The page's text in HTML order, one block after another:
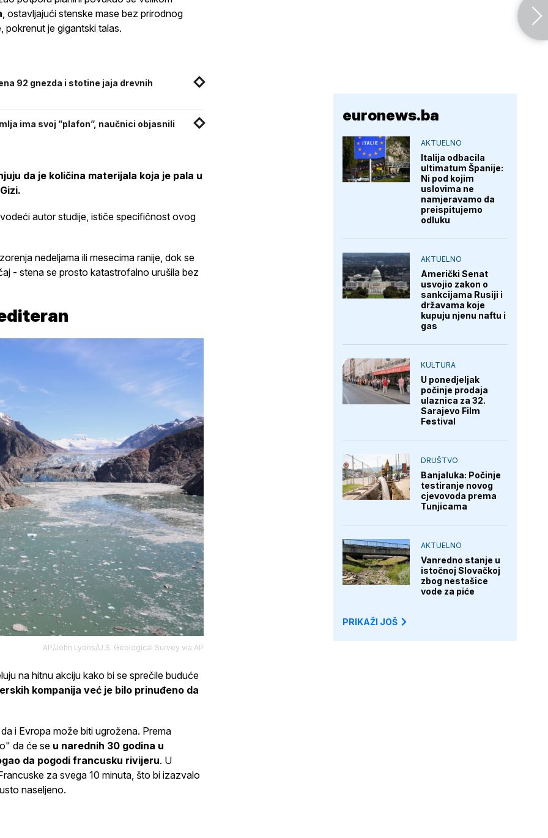
, ostavljajući stenske mase bez prirodnog
pokrenut je gigantski talas.
92 gnezda i stotine jaja drevnih
ima svoj ”plafon”, naučnici objasnili
da je količina materijala koja je pala u
autor studije, ističe specifičnost ovog
nedeljama ili mesecima ranije, dok se
- stena se prosto katastrofalno urušila bez
AP/John Lyons/U.S. Geological Survey via AP
na hitnu akciju kako bi se sprečile buduće
kompanija već je bilo prinuđeno da
i Evropa može biti ugrožena. Prema
da će se u narednih 30 godina u
da pogodi francusku rivijeru. U
za svega 10 minuta, što bi izazvalo
naseljeno.
euronews.ba
AKTUELNO
Italija odbacila
ultimatum Španije:
Ni pod kojim
uslovima ne
namjeravamo da
preispitujemo
odluku
AKTUELNO
Američki Senat
usvojio zakon o
sankcijama Rusiji i
državama koje
kupuju njenu naftu i
gas
KULTURA
U ponedjeljak
počinje prodaja
ulaznica za 32.
Sarajevo Film
Festival
DRUŠTVO
Banjaluka: Počinje
testiranje novog
cjevovoda prema
Tunjicama
AKTUELNO
Vanredno stanje u
istočnoj Slovačkoj
zbog nestašice
vode za piće
PRIKAŽI JOŠ